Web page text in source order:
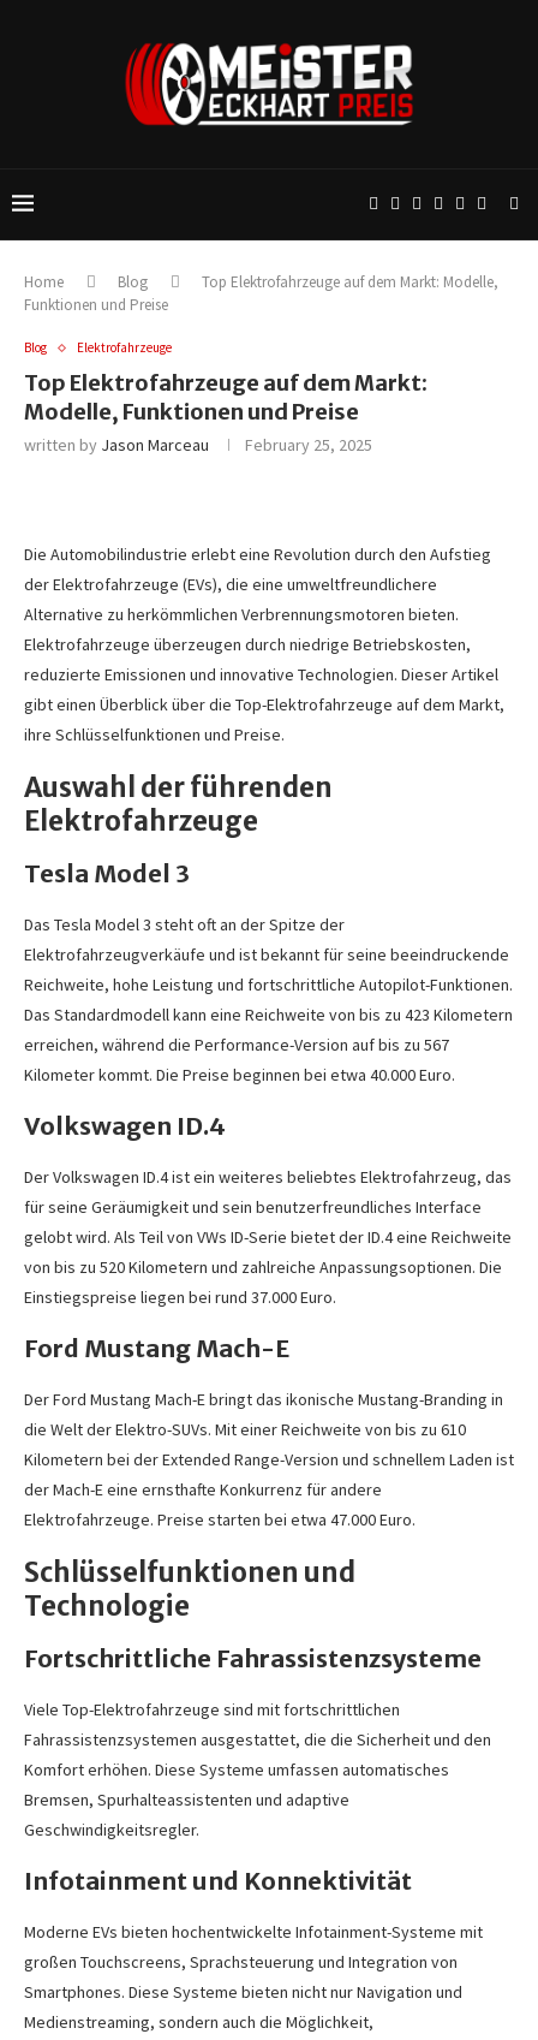
Home Blog
Top Elektrofahrzeuge auf dem Markt: Modelle,
Funktionen und Preise
Blog Elektrofahrzeuge
Top Elektrofahrzeuge auf dem Markt:
Modelle, Funktionen und Preise
written by Jason Marceau February 25, 2025
Die Automobilindustrie erlebt eine Revolution durch den Aufstieg
der Elektrofahrzeuge (EVs), die eine umweltfreundlichere
Alternative zu herkömmlichen Verbrennungsmotoren bieten.
Elektrofahrzeuge überzeugen durch niedrige Betriebskosten,
reduzierte Emissionen und innovative Technologien. Dieser Artikel
gibt einen Überblick über die Top-Elektrofahrzeuge auf dem Markt,
ihre Schlüsselfunktionen und Preise.
Auswahl der führenden
Elektrofahrzeuge
Tesla Model 3
Das Tesla Model 3 steht oft an der Spitze der
Elektrofahrzeugverkäufe und ist bekannt für seine beeindruckende
Reichweite, hohe Leistung und fortschrittliche Autopilot-Funktionen.
Das Standardmodell kann eine Reichweite von bis zu 423 Kilometern
erreichen, während die Performance-Version auf bis zu 567
Kilometer kommt. Die Preise beginnen bei etwa 40.000 Euro.
Volkswagen ID.4
Der Volkswagen ID.4 ist ein weiteres beliebtes Elektrofahrzeug, das
für seine Geräumigkeit und sein benutzerfreundliches Interface
gelobt wird. Als Teil von VWs ID-Serie bietet der ID.4 eine Reichweite
von bis zu 520 Kilometern und zahlreiche Anpassungsoptionen. Die
Einstiegspreise liegen bei rund 37.000 Euro.
Ford Mustang Mach-E
Der Ford Mustang Mach-E bringt das ikonische Mustang-Branding in
die Welt der Elektro-SUVs. Mit einer Reichweite von bis zu 610
Kilometern bei der Extended Range-Version und schnellem Laden ist
der Mach-E eine ernsthafte Konkurrenz für andere
Elektrofahrzeuge. Preise starten bei etwa 47.000 Euro.
Schlüsselfunktionen und
Technologie
Fortschrittliche Fahrassistenzsysteme
Viele Top-Elektrofahrzeuge sind mit fortschrittlichen
Fahrassistenzsystemen ausgestattet, die die Sicherheit und den
Komfort erhöhen. Diese Systeme umfassen automatisches
Bremsen, Spurhalteassistenten und adaptive
Geschwindigkeitsregler.
Infotainment und Konnektivität
Moderne EVs bieten hochentwickelte Infotainment-Systeme mit
großen Touchscreens, Sprachsteuerung und Integration von
Smartphones. Diese Systeme bieten nicht nur Navigation und
Medienstreaming, sondern auch die Möglichkeit,